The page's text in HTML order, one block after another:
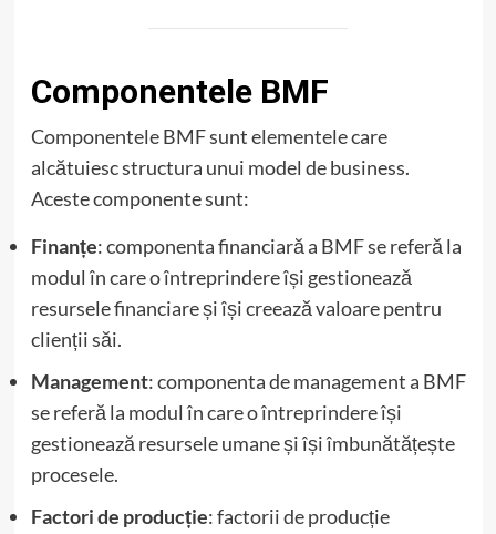
Componentele BMF
Componentele BMF sunt elementele care
alcătuiesc structura unui model de business.
Aceste componente sunt:
Finanțe: componenta financiară a BMF se referă la
modul în care o întreprindere își gestionează
resursele financiare și își creează valoare pentru
clienții săi.
Management: componenta de management a BMF
se referă la modul în care o întreprindere își
gestionează resursele umane și își îmbunătățește
procesele.
Factori de producție: factorii de producție